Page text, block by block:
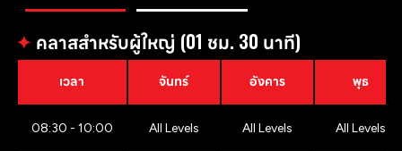
✦ คลาสสำหรับผู้ใหญ่ (01 ชม. 30 นาที)
เวลา จันทร์ อังคาร พุธ
08:30 - 10:00 All Levels All Levels All Levels